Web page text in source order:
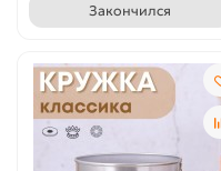
Закончился